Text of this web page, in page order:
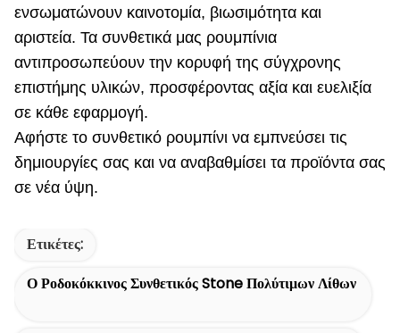
ενσωματώνουν καινοτομία, βιωσιμότητα και
αριστεία. Τα συνθετικά μας ρουμπίνια
αντιπροσωπεύουν την κορυφή της σύγχρονης
επιστήμης υλικών, προσφέροντας αξία και ευελιξία
σε κάθε εφαρμογή.
Αφήστε το συνθετικό ρουμπίνι να εμπνεύσει τις
δημιουργίες σας και να αναβαθμίσει τα προϊόντα σας
σε νέα ύψη.
Ετικέτες:
Ο Ροδοκόκκινος Συνθετικός Stone Πολύτιμων Λίθων